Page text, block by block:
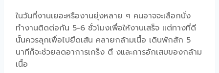
ในวันที่งานเยอะหรืองานยุ่งหลาย ๆ คนอาจจะเลือกนั่ง
ทำงานติดต่อกัน 5-6 ชั่วโมงเพื่อให้งานเสร็จ แต่ทางที่ดี
นั้นควรลุกเพื่อไปยืดเส้น คลายกล้ามเนื้อ เดินพักสัก 5
นาทีก็จะช่วยลดอาการเกร็ง ตึ งและการอักเสบของกล้าม
เนื้อ